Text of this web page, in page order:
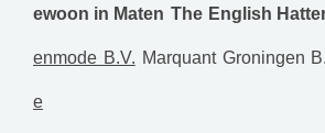
ewoon in Maten The English
enmode B.V. Marquant Groningen
e